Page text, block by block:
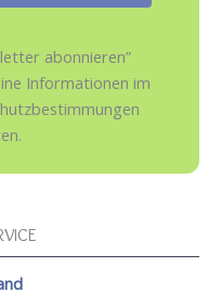
abonnieren”
Informationen im